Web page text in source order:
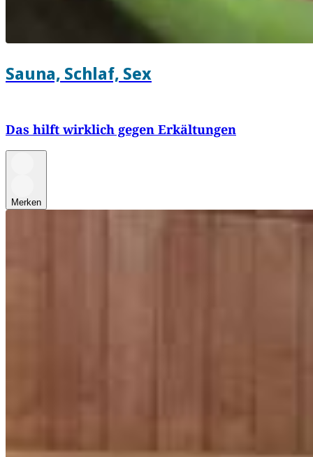
Sauna, Schlaf, Sex
Das hilft wirklich gegen Erkältungen
Merken